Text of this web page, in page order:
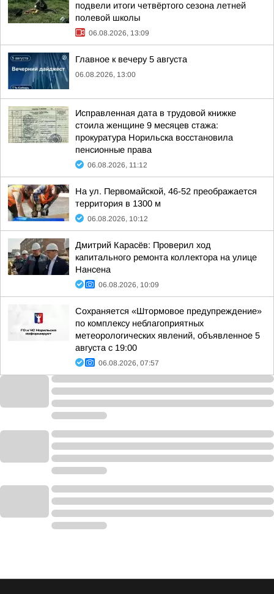
подвели итоги четвёртого сезона летней
полевой школы
06.08.2026, 13:09
Главное к вечеру 5 августа
06.08.2026, 13:00
Исправленная дата в трудовой книжке
стоила женщине 9 месяцев стажа:
прокуратура Норильска восстановила
пенсионные права
06.08.2026, 11:12
На ул. Первомайской, 46-52 преображается
территория в 1300 м
06.08.2026, 10:12
Дмитрий Карасёв: Проверил ход
капитального ремонта коллектора на улице
Нансена
06.08.2026, 10:09
Сохраняется «Штормовое предупреждение»
по комплексу неблагоприятных
метеорологических явлений, объявленное 5
августа с 19:00
06.08.2026, 07:57